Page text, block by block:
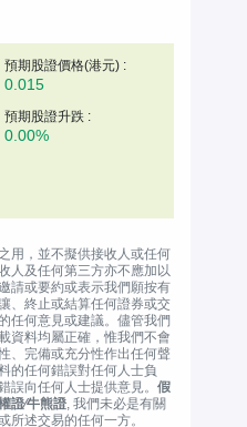
預期股證價格(港元) :
0.015
預期股證升跌 :
0.00%
用，並不擬供接收人或任何
人及任何第三方亦不應加以
請或要約或表示我們願按有
、終止或結算任何證券或交
任何意見或建議。儘管我們
資料均屬正確，惟我們不會
、完備或充分性作出任何聲
的任何錯誤對任何人士負
誤向任何人士提供意見。 假
證∕牛熊證, 我們未必是有關
所述交易的任何一方。